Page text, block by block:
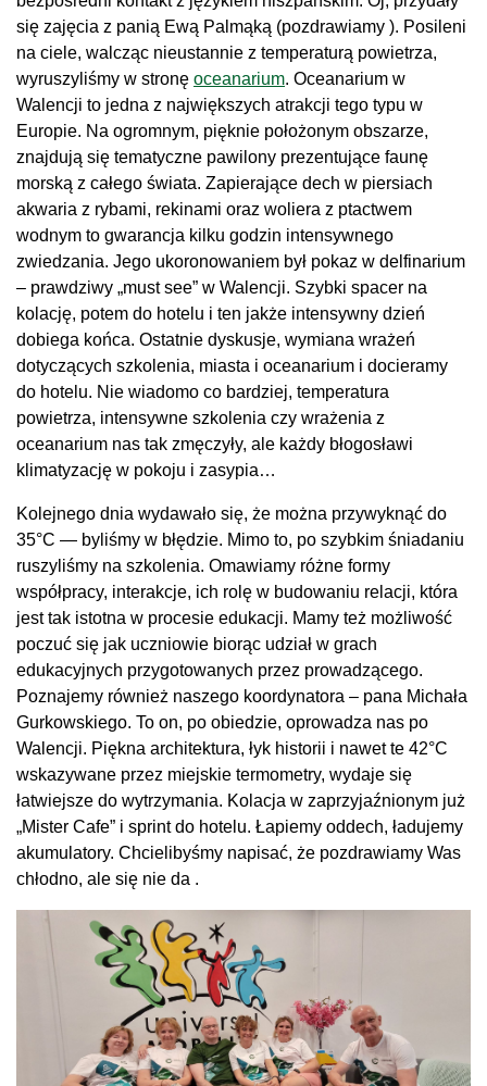
się zajęcia z panią Ewą Palmąką (pozdrawiamy ). Posileni
na ciele, walcząc nieustannie z temperaturą powietrza,
wyruszyliśmy w stronę oceanarium. Oceanarium w
Walencji to jedna z największych atrakcji tego typu w
Europie. Na ogromnym, pięknie położonym obszarze,
znajdują się tematyczne pawilony prezentujące faunę
morską z całego świata. Zapierające dech w piersiach
akwaria z rybami, rekinami oraz woliera z ptactwem
wodnym to gwarancja kilku godzin intensywnego
zwiedzania. Jego ukoronowaniem był pokaz w delfinarium
– prawdziwy „must see” w Walencji. Szybki spacer na
kolację, potem do hotelu i ten jakże intensywny dzień
dobiega końca. Ostatnie dyskusje, wymiana wrażeń
dotyczących szkolenia, miasta i oceanarium i docieramy
do hotelu. Nie wiadomo co bardziej, temperatura
powietrza, intensywne szkolenia czy wrażenia z
oceanarium nas tak zmęczyły, ale każdy błogosławi
klimatyzację w pokoju i zasypia…
Kolejnego dnia wydawało się, że można przywyknąć do
35°C — byliśmy w błędzie. Mimo to, po szybkim śniadaniu
ruszyliśmy na szkolenia. Omawiamy różne formy
współpracy, interakcje, ich rolę w budowaniu relacji, która
jest tak istotna w procesie edukacji. Mamy też możliwość
poczuć się jak uczniowie biorąc udział w grach
edukacyjnych przygotowanych przez prowadzącego.
Poznajemy również naszego koordynatora – pana Michała
Gurkowskiego. To on, po obiedzie, oprowadza nas po
Walencji. Piękna architektura, łyk historii i nawet te 42°C
wskazywane przez miejskie termometry, wydaje się
łatwiejsze do wytrzymania. Kolacja w zaprzyjaźnionym już
„Mister Cafe” i sprint do hotelu. Łapiemy oddech, ładujemy
akumulatory. Chcielibyśmy napisać, że pozdrawiamy Was
chłodno, ale się nie da .